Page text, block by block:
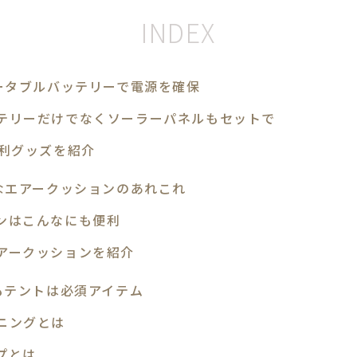
ブルバッテリーで電源を確保
リーだけでなくソーラーパネルもセットで
グッズを紹介
アークッションのあれこれ
はこんなにも便利
ークッションを紹介
ントは必須アイテム
ングとは